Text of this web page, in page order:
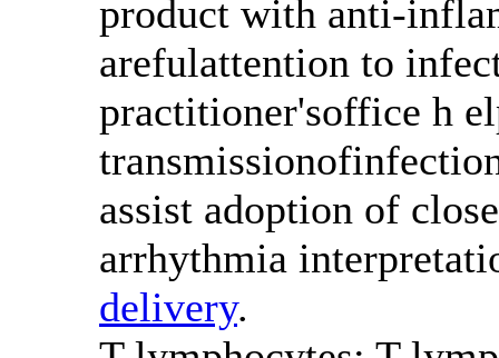
product with anti-
arefulattention to
practitioner'soffice h
assist adoption of
arrhythmia
delivery.